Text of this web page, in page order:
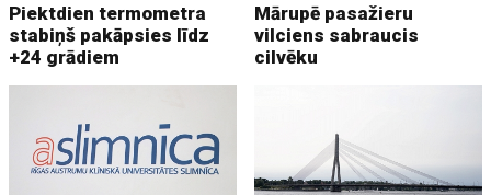
Piektdien termometra
stabiņš pakāpsies līdz
+24 grādiem
Mārupē pasažieru
vilciens sabraucis
cilvēku